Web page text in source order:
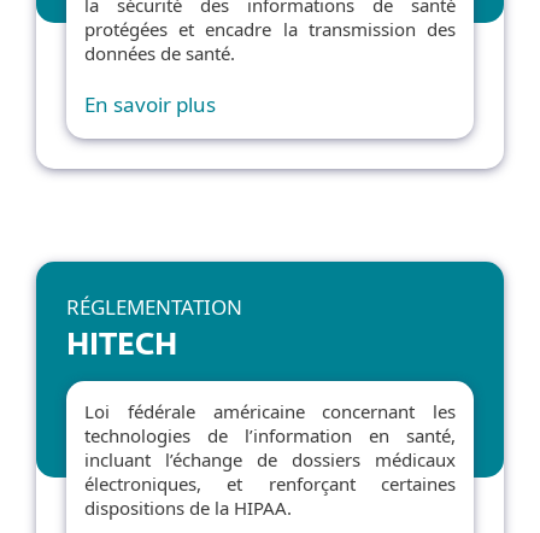
la sécurité des informations de santé
protégées et encadre la transmission des
données de santé.
En savoir plus
RÉGLEMENTATION
HITECH
Loi fédérale américaine concernant les
technologies de l’information en santé,
incluant l’échange de dossiers médicaux
électroniques, et renforçant certaines
dispositions de la HIPAA.